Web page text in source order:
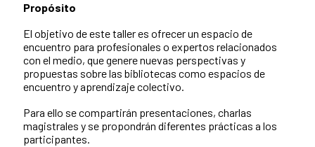
Propósito
El objetivo de este taller es ofrecer un espacio de
encuentro para profesionales o expertos relacionados
con el medio, que genere nuevas perspectivas y
propuestas sobre las bibliotecas como espacios de
encuentro y aprendizaje colectivo.
Para ello se compartirán presentaciones, charlas
magistrales y se propondrán diferentes prácticas a los
participantes.